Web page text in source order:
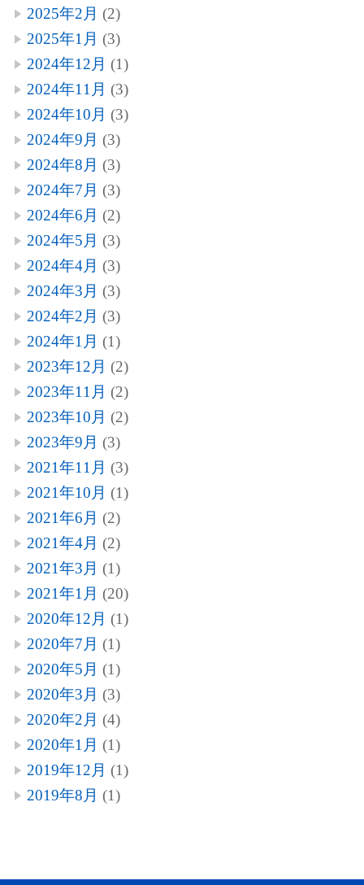
2025年2月 (2)
2025年1月 (3)
2024年12月 (1)
2024年11月 (3)
2024年10月 (3)
2024年9月 (3)
2024年8月 (3)
2024年7月 (3)
2024年6月 (2)
2024年5月 (3)
2024年4月 (3)
2024年3月 (3)
2024年2月 (3)
2024年1月 (1)
2023年12月 (2)
2023年11月 (2)
2023年10月 (2)
2023年9月 (3)
2021年11月 (3)
2021年10月 (1)
2021年6月 (2)
2021年4月 (2)
2021年3月 (1)
2021年1月 (20)
2020年12月 (1)
2020年7月 (1)
2020年5月 (1)
2020年3月 (3)
2020年2月 (4)
2020年1月 (1)
2019年12月 (1)
2019年8月 (1)